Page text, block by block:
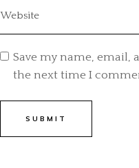
Save my name, email,
the next time I
SUBMIT